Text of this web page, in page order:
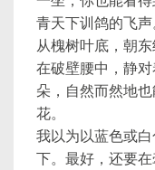
青天下训鸽的飞声
从槐树叶底，朝
在破壁腰中，静
朵，自然而然地
花。
我以为以蓝色或
下。最好，还要